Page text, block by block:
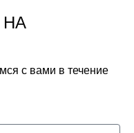
НА
с вами в течение